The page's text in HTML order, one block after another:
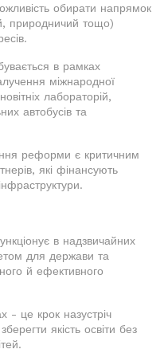
обирати напрямок
природничий тощо)
в рамках
міжнародної
лабораторій,
автобусів та
реформи є критичним
які фінансують
в надзвичайних
для держави та
й ефективного
- це крок назустріч
якість освіти без